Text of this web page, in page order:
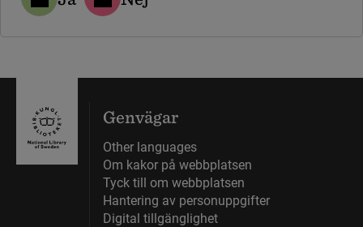
Genvägar
Other languages
Om kakor på webbplatsen
Tyck till om webbplatsen
Hantering av personuppgifter
Digital tillgänglighet